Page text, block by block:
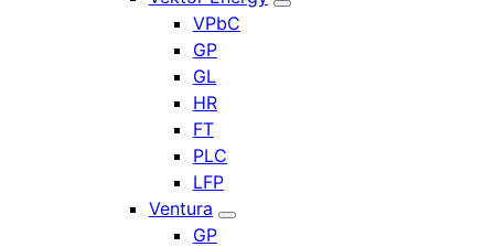
VPbC
GP
GL
HR
FT
PLC
LFP
Ventura
GP